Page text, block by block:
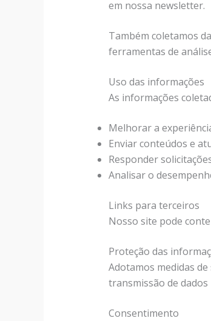
em nossa newsletter.
Também coletamos
ferramentas de
Uso das informações
As informações
Melhorar a
Enviar conteúdos e
Responder
Analisar o
Links para terceiros
Nosso site pode
Proteção das
Adotamos medidas
transmissão de
Consentimento